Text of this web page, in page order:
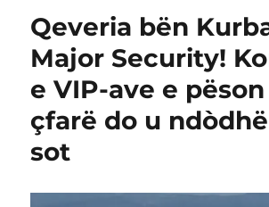
Qeveria bën
Major Security!
e VIP-ave e
çfarë do u
sot